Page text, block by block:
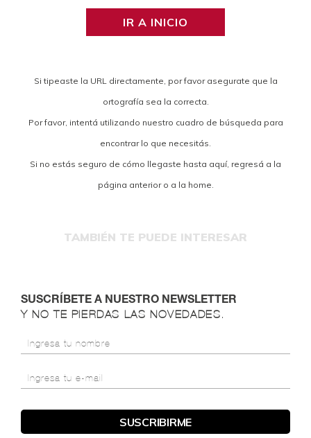
IR A INICIO
Si tipeaste la URL directamente, por favor asegurate que la
ortografía sea la correcta.
Por favor, intentá utilizando nuestro cuadro de búsqueda para
encontrar lo que necesitás.
Si no estás seguro de cómo llegaste hasta aquí, regresá a la
página anterior o a la home.
TAMBIÉN TE PUEDE INTERESAR
SUSCRÍBETE A NUESTRO NEWSLETTER
Y NO TE PIERDAS LAS NOVEDADES.